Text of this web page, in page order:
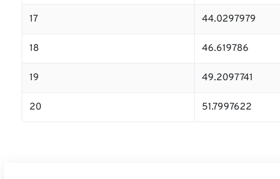
17 44.0297979
18 46.619786
19 49.2097741
20 51.7997622